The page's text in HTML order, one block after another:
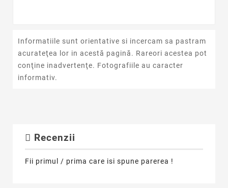
Informatiile sunt orientative si incercam sa pastram
acurateţea lor in acestă pagină. Rareori acestea pot
conţine inadvertenţe. Fotografiile au caracter
informativ.
Recenzii
Fii primul / prima care isi spune parerea !